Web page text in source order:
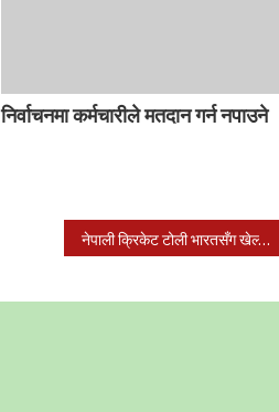
निर्वाचनमा कर्मचारीले मतदान गर्न नपाउने
नेपाली क्रिकेट टोली भारतसँग खेल्न श्रीलंकातिर लाग्यो